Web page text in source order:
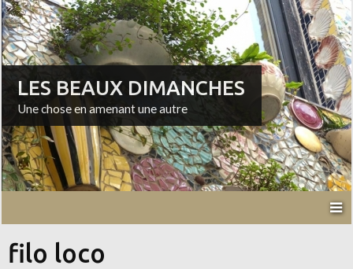
LES BEAUX DIMANCHES
Une chose en amenant une autre
filo loco